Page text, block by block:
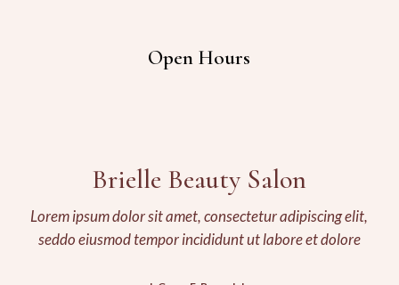
Open Hours
Brielle Beauty Salon
Lorem ipsum dolor sit amet, consectetur adipiscing elit,
seddo eiusmod tempor incididunt ut labore et dolore